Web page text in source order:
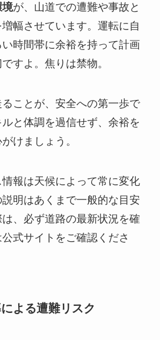
境が、山道での遭難や事故と
幅させています。運転に自
時間帯に余裕を持って計画
すよ。焦りは禁物。
ことが、安全への第一歩で
と体調を過信せず、余裕を
けましょう。
報は天候によって常に変化
明はあくまで一般的な目安
、必ず道路の最新状況を確
式サイトをご確認くださ
よる遭難リスク